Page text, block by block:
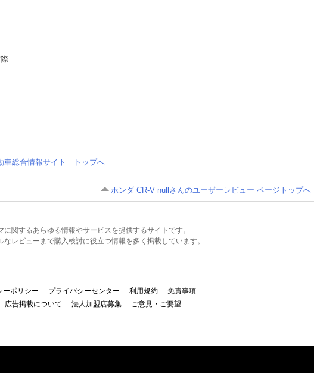
車総合情報サイト トップへ
ホンダ CR-V nullさんのユーザーレビュー ページトップへ
関するあらゆる情報やサービスを提供するサイトです。
レビューまで購入検討に役立つ情報を多く掲載しています。
ーポリシー プライバシーセンター 利用規約
免責事項
広告掲載について 法人加盟店募集
ご意見・ご要望